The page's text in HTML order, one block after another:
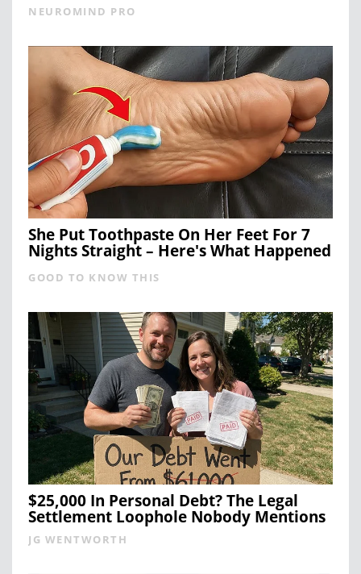
NEUROMIND PRO
She Put Toothpaste On Her Feet For 7
Nights Straight – Here's What Happened
GOOD TO KNOW THIS
$25,000 In Personal Debt? The Legal
Settlement Loophole Nobody Mentions
JG WENTWORTH